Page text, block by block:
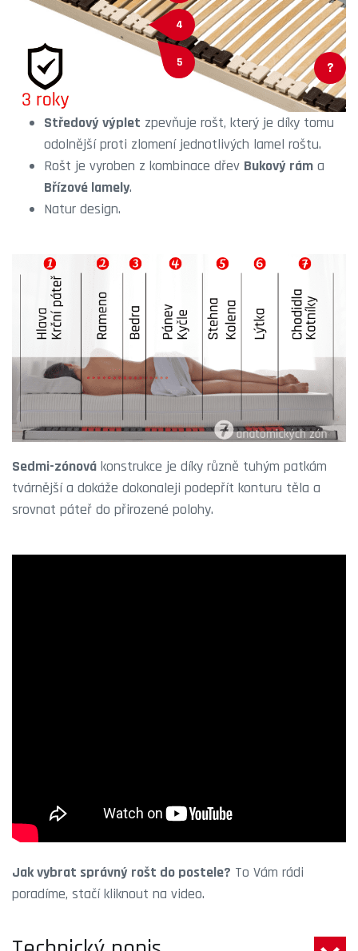
4
5 ?
Středový výplet zpevňuje rošt, který je díky tomu
odolnější proti zlomení jednotlivých lamel roštu.
Rošt je vyroben z kombinace dřev Bukový rám a
Břízové lamely.
Natur design.
Sedmi-zónová konstrukce je díky různě tuhým patkám
tvárnější a dokáže dokonaleji podepřít konturu těla a
srovnat páteř do přirozené polohy.
Jak vybrat správný rošt do postele? To Vám rádi
poradíme, stačí kliknout na video.